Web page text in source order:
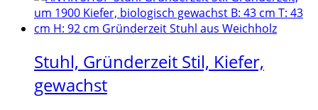
Stuhl, Gründerzeit Stil, Kiefer,
gewachst